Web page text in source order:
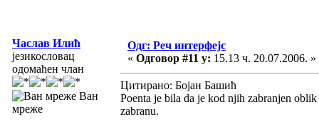
Часлав Илић
језикословац
одомаћен члан
Ван
мреже
Одг: Реч интерфејс
« Одговор #11 у: 15.13 ч. 20.07.2006. »
Цитирано: Бојан Башић
Poenta je bila da je kod njih zabranjen
zabranu.